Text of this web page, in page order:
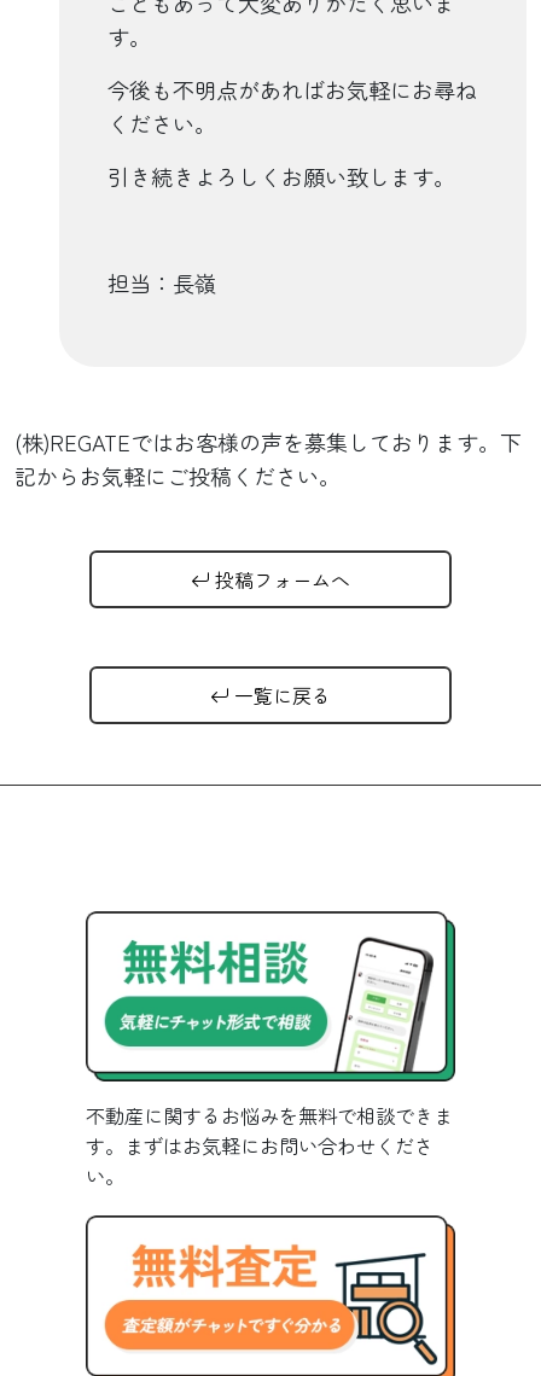
す。
今後も不明点があればお気軽にお尋ね
ください。
引き続きよろしくお願い致します。
担当：長嶺
(株)REGATEではお客様の声を募集しております。下
記からお気軽にご投稿ください。
投稿フォームへ
一覧に戻る
不動産に関するお悩みを無料で相談できま
す。まずはお気軽にお問い合わせくださ
い。